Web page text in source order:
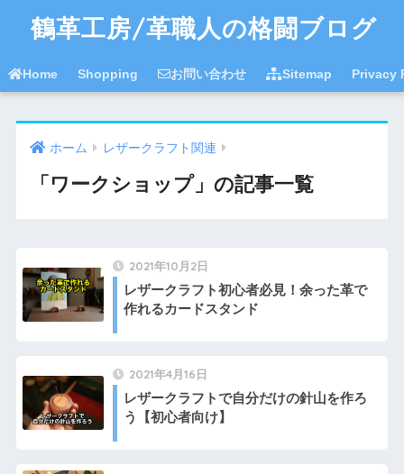
鶴革工房/革職人の格闘ブログ
Home Shopping お問い合わせ Sitemap Privacy
ホーム レザークラフト関連
「ワークショップ」の記事一覧
2021年10月2日
レザークラフト初心者必見！余った革で
作れるカードスタンド
2021年4月16日
レザークラフトで自分だけの針山を作ろ
う【初心者向け】